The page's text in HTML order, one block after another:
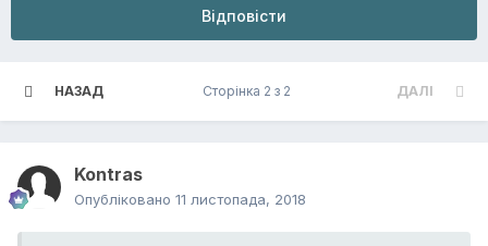
Відповісти
НАЗАД ДАЛІ
Сторінка 2 з 2
Kontras
Опубліковано 11 листопада, 2018